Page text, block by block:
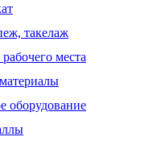
такелаж
места
оборудование